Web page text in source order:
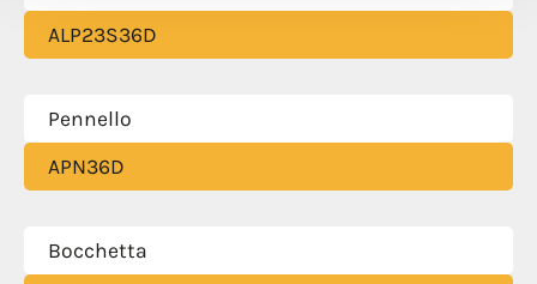
ALP23S36D
Pennello
APN36D
Bocchetta